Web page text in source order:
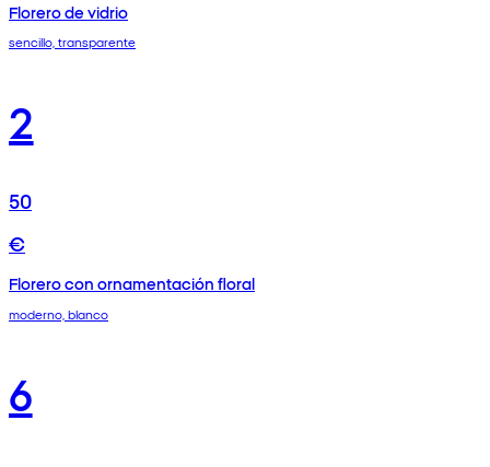
Florero de vidrio
sencillo, transparente
2
50
€
Florero con ornamentación floral
moderno, blanco
6